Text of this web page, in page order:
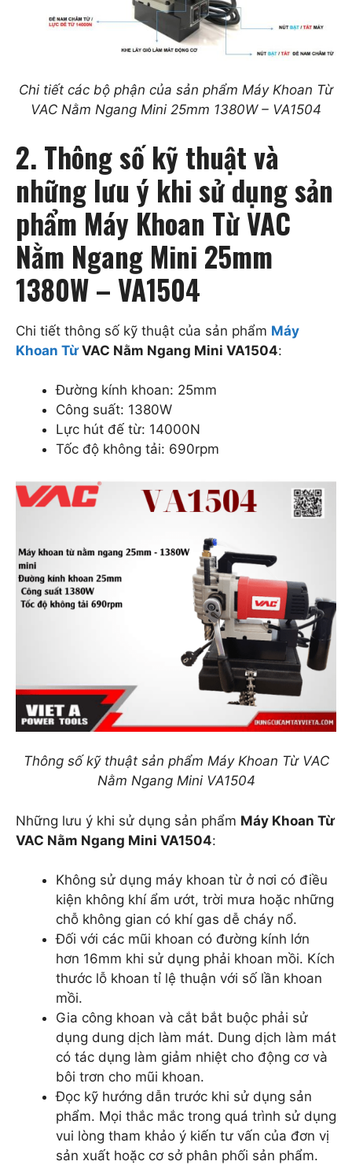
Chi tiết các bộ phận của sản phẩm Máy Khoan Từ
VAC Nằm Ngang Mini 25mm 1380W – VA1504
2. Thông số kỹ thuật và
những lưu ý khi sử dụng sản
phẩm Máy Khoan Từ VAC
Nằm Ngang Mini 25mm
1380W – VA1504
Chi tiết thông số kỹ thuật của sản phẩm Máy
Khoan TừVAC Nằm Ngang Mini VA1504:
Đường kính khoan: 25mm
Công suất: 1380W
Lực hút đế từ: 14000N
Tốc độ không tải: 690rpm
Thông số kỹ thuật sản phẩm Máy Khoan Từ VAC
Nằm Ngang Mini VA1504
Những lưu ý khi sử dụng sản phẩm Máy Khoan Từ
VAC Nằm Ngang Mini VA1504:
Không sử dụng máy khoan từ ở nơi có điều
kiện không khí ẩm ướt, trời mưa hoặc những
chỗ không gian có khí gas dễ cháy nổ.
Đối với các mũi khoan có đường kính lớn
hơn 16mm khi sử dụng phải khoan mồi. Kích
thước lỗ khoan tỉ lệ thuận với số lần khoan
mồi.
Gia công khoan và cắt bắt buộc phải sử
dụng dung dịch làm mát. Dung dịch làm mát
có tác dụng làm giảm nhiệt cho động cơ và
bôi trơn cho mũi khoan.
Đọc kỹ hướng dẫn trước khi sử dụng sản
phẩm. Mọi thắc mắc trong quá trình sử dụng
vui lòng tham khảo ý kiến tư vấn của đơn vị
sản xuất hoặc cơ sở phân phối sản phẩm.